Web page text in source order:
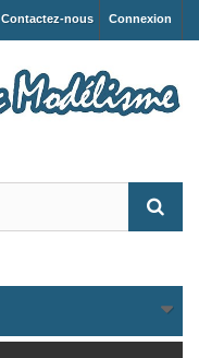
Connexion
Contactez-nous